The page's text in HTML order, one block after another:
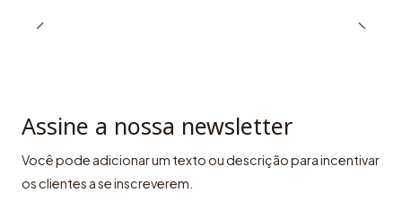
Assine a nossa newsletter
Você pode adicionar um texto ou descrição para incentivar
os clientes a se inscreverem.